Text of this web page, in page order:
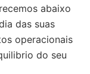
abaixo
das suas
operacionais
do seu